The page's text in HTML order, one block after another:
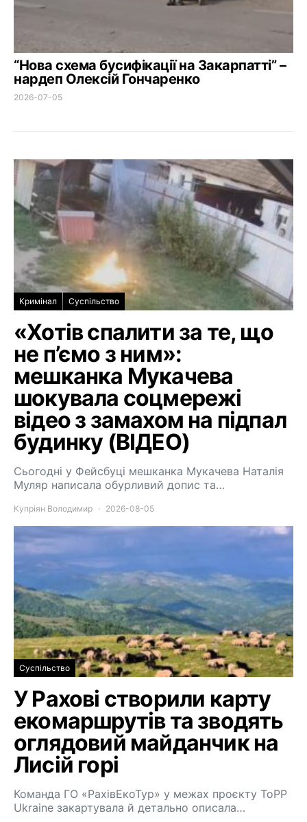
“Нова схема бусифікації на Закарпатті” –
нардеп Олексій Гончаренко
2026-07-05
Кримінал Суспільство
«Хотів спалити за те, що
не п’ємо з ним»:
мешканка Мукачева
шокувала соцмережі
відео з замахом на підпал
будинку (ВІДЕО)
Сьогодні у Фейсбуці мешканка Мукачева Наталія
Муляр написала обурливий допис та…
Купріян Володимир 2026-08-05
Суспільство
У Рахові створили карту
екомаршрутів та зводять
оглядовий майданчик на
Лисій горі
Команда ГО «РахівЕкоТур» у межах проєкту ToPP
Ukraine закартувала й детально описала…